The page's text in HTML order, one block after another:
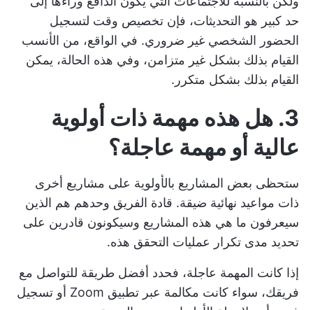
حد كبير هو التحديثات، فإن تخصيص وقت لتسجيل
الحضور الشخصي غير ضروري. في الواقع، من الأنسب
القيام بذلك بشكل غير متزامن، وفي هذه الحالة، يمكن
القيام بذلك بشكل متكرر.
3. هل هذه مهمة ذات أولوية
عالية أو مهمة عاجلة؟
ستحظى بعض المشاريع بالأولوية على مشاريع أخرى
ذات مواعيد نهائية ضيقة. قادة الفريق وحدهم هم الذين
سيعرفون ما هي هذه المشاريع وسيكونون قادرين على
تحديد مدى تكرار عمليات التحقق هذه.
إذا كانت المهمة عاجلة، فحدد أفضل طريقة للتواصل مع
فريقك، سواء كانت مكالمة عبر تطبيق Zoom أو تسجيل